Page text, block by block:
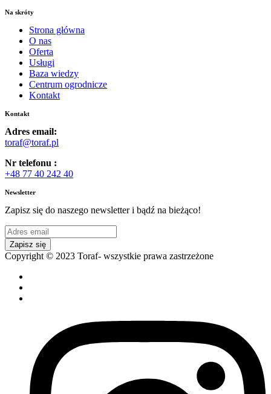
Na skróty
Strona główna
O nas
Oferta
Usługi
Baza wiedzy
Centrum ogrodnicze
Kontakt
Kontakt
Adres email:
toraf@toraf.pl
Nr telefonu :
+48 77 40 242 40
Newsletter
Zapisz się do naszego newsletter i bądź na bieżąco!
Zapisz się
Copyright © 2023 Toraf- wszystkie prawa zastrzeżone